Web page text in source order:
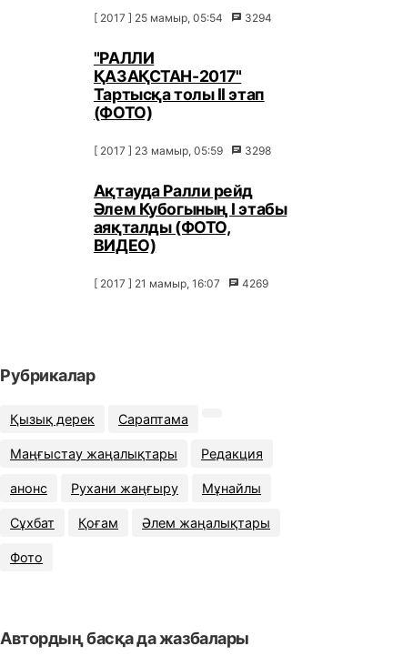
[ 2017 ] 25 мамыр, 05:54 3294
"РАЛЛИ
ҚАЗАҚСТАН-2017"
Тартысқа толы ІІ этап
(ФОТО)
[ 2017 ] 23 мамыр, 05:59 3298
Ақтауда Ралли рейд
Әлем Кубогының I этабы
аяқталды (ФОТО,
ВИДЕО)
[ 2017 ] 21 мамыр, 16:07 4269
Рубрикалар
Қызық дерек Сараптама
Маңғыстау жаңалықтары Редакция
анонс Рухани жаңғыру Мұнайлы
Сұхбат Қоғам Әлем жаңалықтары
Фото
Автордың басқа да жазбалары